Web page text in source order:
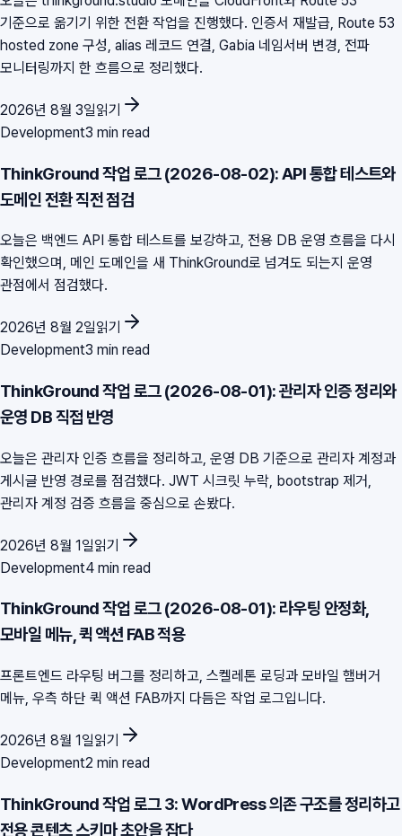
기준으로 옮기기 위한 전환 작업을 진행했다. 인증서 재발급, Route 53
hosted zone 구성, alias 레코드 연결, Gabia 네임서버 변경, 전파
모니터링까지 한 흐름으로 정리했다.
2026년 8월 3일읽기
Development3 min read
ThinkGround 작업 로그 (2026-08-02): API 통합 테스트와
도메인 전환 직전 점검
오늘은 백엔드 API 통합 테스트를 보강하고, 전용 DB 운영 흐름을 다시
확인했으며, 메인 도메인을 새 ThinkGround로 넘겨도 되는지 운영
관점에서 점검했다.
2026년 8월 2일읽기
Development3 min read
ThinkGround 작업 로그 (2026-08-01): 관리자 인증 정리와
운영 DB 직접 반영
오늘은 관리자 인증 흐름을 정리하고, 운영 DB 기준으로 관리자 계정과
게시글 반영 경로를 점검했다. JWT 시크릿 누락, bootstrap 제거,
관리자 계정 검증 흐름을 중심으로 손봤다.
2026년 8월 1일읽기
Development4 min read
ThinkGround 작업 로그 (2026-08-01): 라우팅 안정화,
모바일 메뉴, 퀵 액션 FAB 적용
프론트엔드 라우팅 버그를 정리하고, 스켈레톤 로딩과 모바일 햄버거
메뉴, 우측 하단 퀵 액션 FAB까지 다듬은 작업 로그입니다.
2026년 8월 1일읽기
Development2 min read
ThinkGround 작업 로그 3: WordPress 의존 구조를 정리하고
전용 콘텐츠 스키마 초안을 잡다